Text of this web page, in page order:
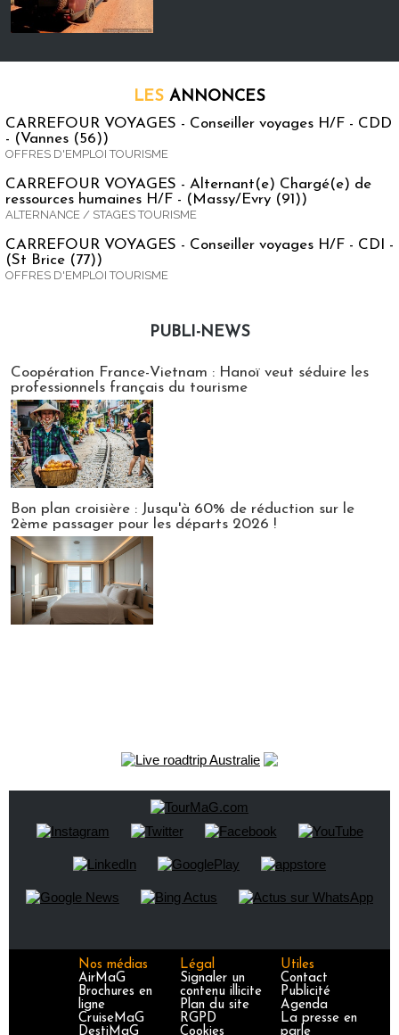
LES ANNONCES
CARREFOUR VOYAGES - Conseiller voyages H/F - CDD
- (Vannes (56))
OFFRES D'EMPLOI TOURISME
CARREFOUR VOYAGES - Alternant(e) Chargé(e) de
ressources humaines H/F - (Massy/Evry (91))
ALTERNANCE / STAGES TOURISME
CARREFOUR VOYAGES - Conseiller voyages H/F - CDI -
(St Brice (77))
OFFRES D'EMPLOI TOURISME
PUBLI-NEWS
Coopération France-Vietnam : Hanoï veut séduire les
professionnels français du tourisme
Bon plan croisière : Jusqu'à 60% de réduction sur le
2ème passager pour les départs 2026 !
Nos médias
AirMaG
Brochures en
ligne
CruiseMaG
DestiMaG
Légal
Signaler un
contenu illicite
Plan du site
RGPD
Cookies
Utiles
Contact
Publicité
Agenda
La presse en
parle